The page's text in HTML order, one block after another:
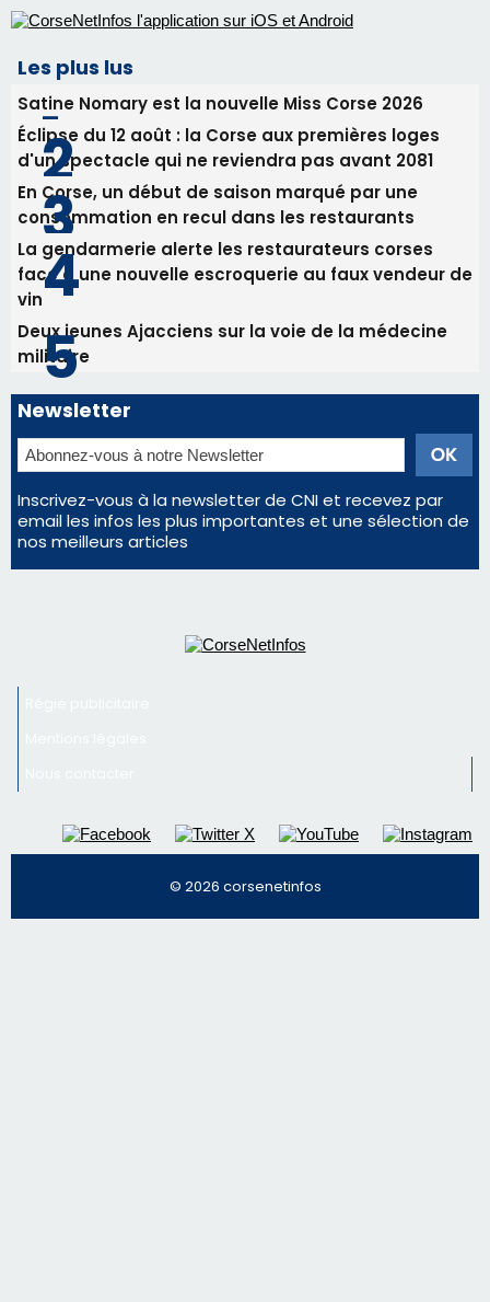
consommation en recul dans les restaurants
face à une nouvelle escroquerie au faux vendeur de
vin
Deux jeunes Ajacciens sur la voie de la médecine
militaire
Newsletter
Inscrivez-vous à la newsletter de CNI et recevez par
nos meilleurs articles
Régie publicitaire
Mentions légales
Nous contacter